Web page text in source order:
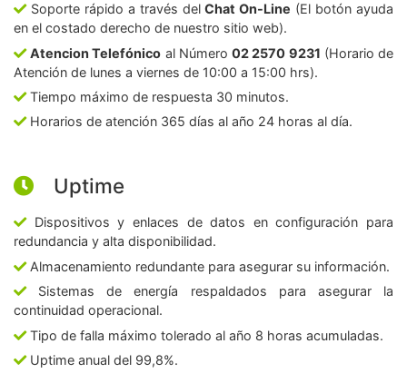
Soporte rápido a través delChat On-Line (El botón ayuda
en el costado derecho de nuestro sitio web).
Atencion Telefónico al Número02 2570 9231 (Horario de
Atención de lunes a viernes de 10:00 a 15:00 hrs).
Tiempo máximo de respuesta 30 minutos.
Horarios de atención 365 días al año 24 horas al día.
Uptime
Dispositivos y enlaces de datos en configuración para
redundancia y alta disponibilidad.
Almacenamiento redundante para asegurar su información.
Sistemas de energía respaldados para asegurar la
continuidad operacional.
Tipo de falla máximo tolerado al año 8 horas acumuladas.
Uptime anual del 99,8%.